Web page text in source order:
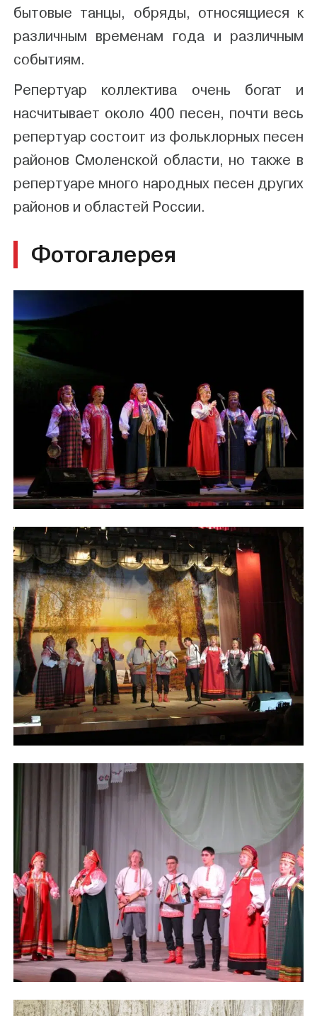
бытовые танцы, обряды, относящиеся к
различным временам года и различным
событиям.
Репертуар коллектива очень богат и
насчитывает около 400 песен, почти весь
репертуар состоит из фольклорных песен
районов Смоленской области, но также в
репертуаре много народных песен других
районов и областей России.
Фотогалерея